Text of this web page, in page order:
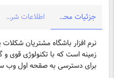
جزئیات محصول اطلاعات شرکت
نرم افزار باشگاه مشتریان شکلات
برای دسترسی به صقحه اول وب